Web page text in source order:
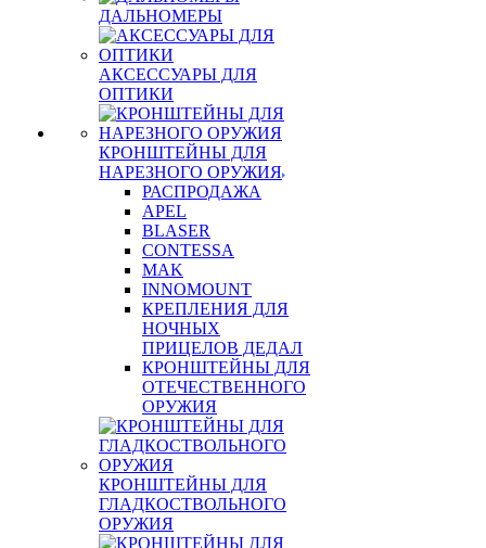
ДАЛЬНОМЕРЫ
АКСЕССУАРЫ ДЛЯ
ОПТИКИ
КРОНШТЕЙНЫ ДЛЯ
НАРЕЗНОГО ОРУЖИЯ
РАСПРОДАЖА
APEL
BLASER
CONTESSA
MAK
INNOMOUNT
КРЕПЛЕНИЯ ДЛЯ
НОЧНЫХ
ПРИЦЕЛОВ ДЕДАЛ
КРОНШТЕЙНЫ ДЛЯ
ОТЕЧЕСТВЕННОГО
ОРУЖИЯ
КРОНШТЕЙНЫ ДЛЯ
ГЛАДКОСТВОЛЬНОГО
ОРУЖИЯ